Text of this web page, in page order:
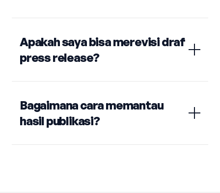
Apakah saya bisa merevisi draf
press release?
Bagaimana cara memantau
hasil publikasi?